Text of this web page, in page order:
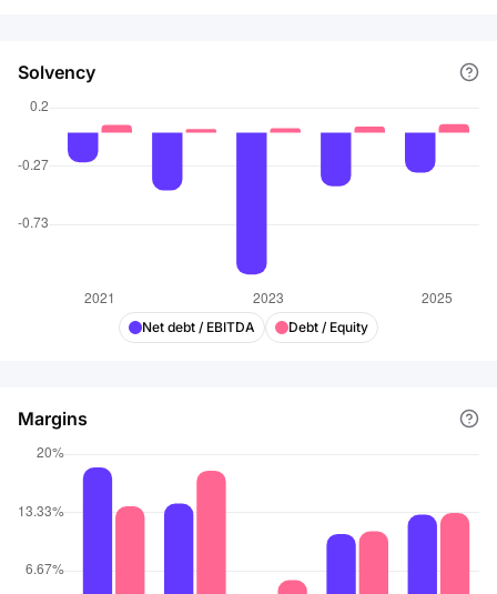
Solvency
Net debt / EBITDA Debt / Equity
Margins